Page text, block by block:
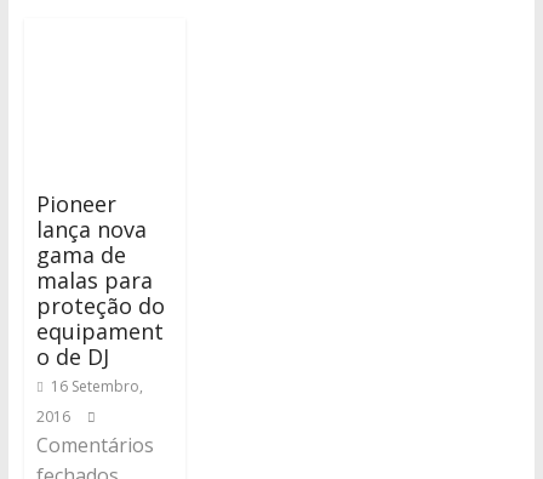
Pioneer
lança nova
gama de
malas para
proteção do
equipament
o de DJ
16 Setembro,
2016
Comentários